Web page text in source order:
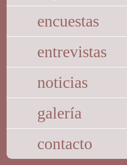
encuestas
entrevistas
noticias
galería
contacto